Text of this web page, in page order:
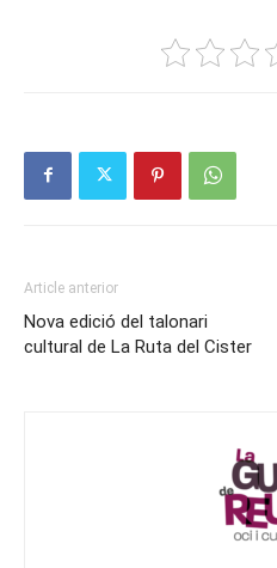
Article anterior
Nova edició del talonari
cultural de La Ruta del Cister